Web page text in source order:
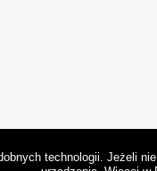
technologii. Jeżeli